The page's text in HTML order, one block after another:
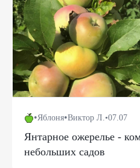
•Яблоня•Виктор Л.•07.07
Янтарное ожерелье -
небольших садов